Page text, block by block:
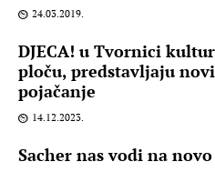
24.03.2019.
DJECA! u Tvornici
ploču, predstavljaju
pojačanje
14.12.2023.
Sacher nas vodi na